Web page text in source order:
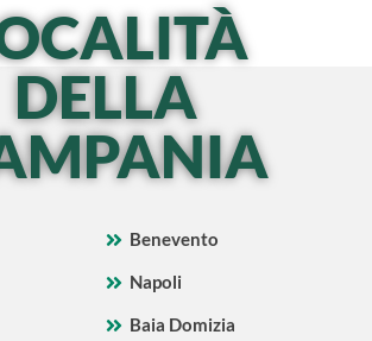
DELLA
Benevento
Napoli
Baia Domizia